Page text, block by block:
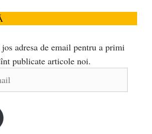
adresa de email pentru a primi
publicate articole noi.